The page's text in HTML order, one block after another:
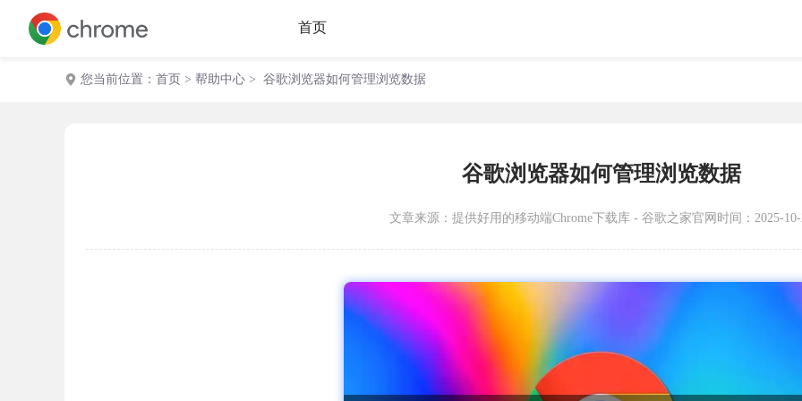
首页
您当前位置： 首页 > 帮助中心 > 谷歌浏览器如何管理浏览数据
谷歌浏览器如何管理浏览数据
文章来源： 提供好用的移动端Chrome下载库 - 谷歌之家官网 时间：2025-